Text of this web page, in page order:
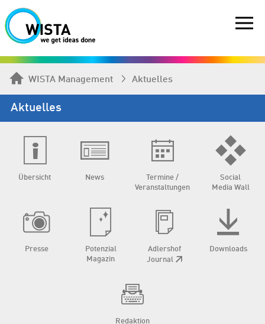
WISTA Management Aktuelles
Aktuelles
Übersicht News
Termine /
Veranstaltungen
Social
Media Wall
Presse
Potenzial
Magazin
Adlershof
Journal
Downloads
Redaktion